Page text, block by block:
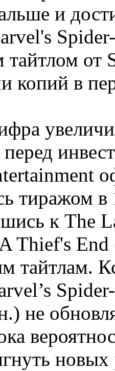
и
от
копий в
тиражом
к The
Thief's
тайтлам.
не